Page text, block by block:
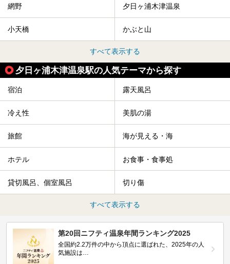
網野 夕日ヶ浦木津温泉
小天橋 かぶと山
すべて表示する
夕日ヶ浦木津温泉駅の人気テーマから探す
宿泊 露天風呂
冷え性 美肌の湯
旅館 海が見える・海
ホテル お食事・食事処
貸切風呂、個室風呂 切り傷
すべて表示する
第20回ニフティ温泉年間ランキング2025
全国約2.2万件の中から頂点に選ばれた、2025年の人
気施設は…